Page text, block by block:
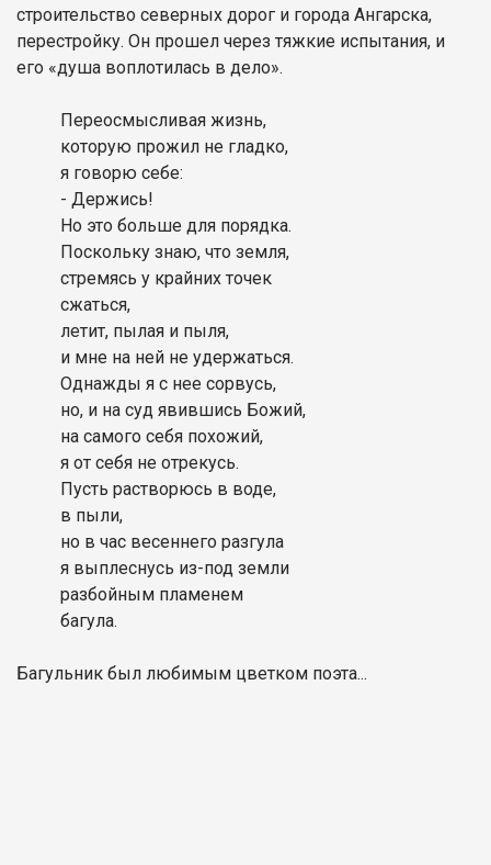
строительство северных дорог и города Ангарска,
перестройку. Он прошел через тяжкие испытания, и
его «душа воплотилась в дело».
Переосмысливая жизнь,
которую прожил не гладко,
я говорю себе:
- Держись!
Но это больше для порядка.
Поскольку знаю, что земля,
стремясь у крайних точек
сжаться,
летит, пылая и пыля,
и мне на ней не удержаться.
Однажды я с нее сорвусь,
но, и на суд явившись Божий,
на самого себя похожий,
я от себя не отрекусь.
Пусть растворюсь в воде,
в пыли,
но в час весеннего разгула
я выплеснусь из-под земли
разбойным пламенем
багула.
Багульник был любимым цветком поэта...